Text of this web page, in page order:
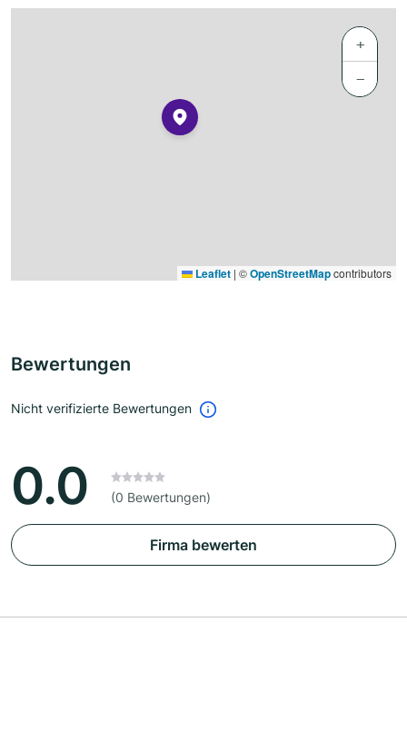
+
−
Leaflet | ©OpenStreetMapcontributors
Bewertungen
Nicht verifizierte Bewertungen
0.0 (0 Bewertungen)
Firma bewerten